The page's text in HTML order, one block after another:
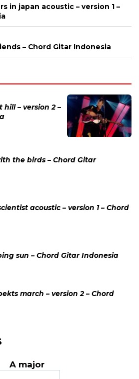
in japan acoustic – version 1 –
– Chord Gitar Indonesia
hill – version 2 –
the birds – Chord Gitar
acoustic – version 1 – Chord
sun – Chord Gitar Indonesia
march – version 2 – Chord
A major